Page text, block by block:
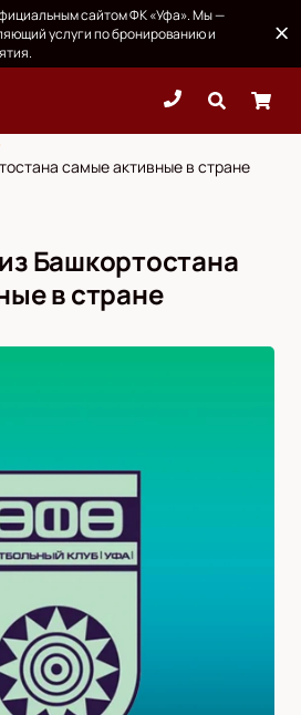
сайтом ФК «Уфа». Мы —
услуги по бронированию и
самые активные в стране
Башкортостана
в стране